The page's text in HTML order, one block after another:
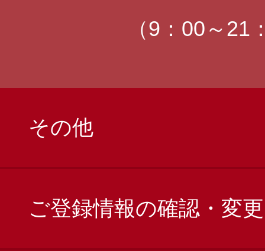
（9：00～21
その他
ご登録情報の確認・変更